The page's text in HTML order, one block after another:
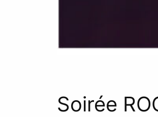
Soirée